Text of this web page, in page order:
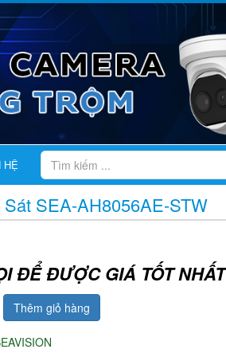
HỆ
SEA-AH8056AE-STW
ĐỂ ĐƯỢC GIÁ TỐT NHẤT
Thêm giỏ hàng